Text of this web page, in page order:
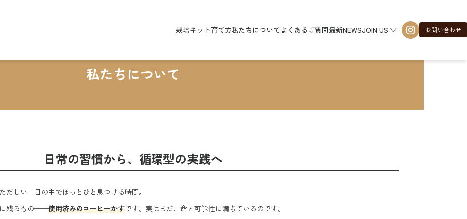
栽培キット育て方私たちについて よくあるご質問最新NEWSJOIN US ▽ お問い合わせ
私たちについて
日常の習慣から、 循環型の実践へ
だしい一日の中でほっとひと息つける時間。
に残るもの——使用済みのコーヒーかすです。実はまだ、命と可能性に満ちているのです。